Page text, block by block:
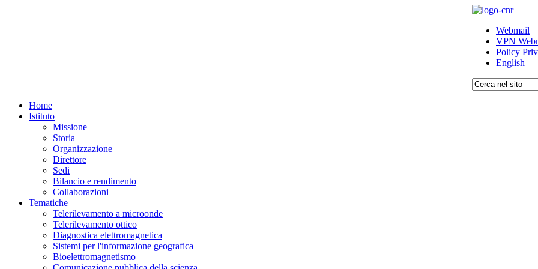
Webmail
VPN
Policy
English
Home
Istituto
Missione
Storia
Organizzazione
Direttore
Sedi
Bilancio e rendimento
Collaborazioni
Tematiche
Telerilevamento a microonde
Telerilevamento ottico
Diagnostica elettromagnetica
Sistemi per l'informazione geografica
Bioelettromagnetismo